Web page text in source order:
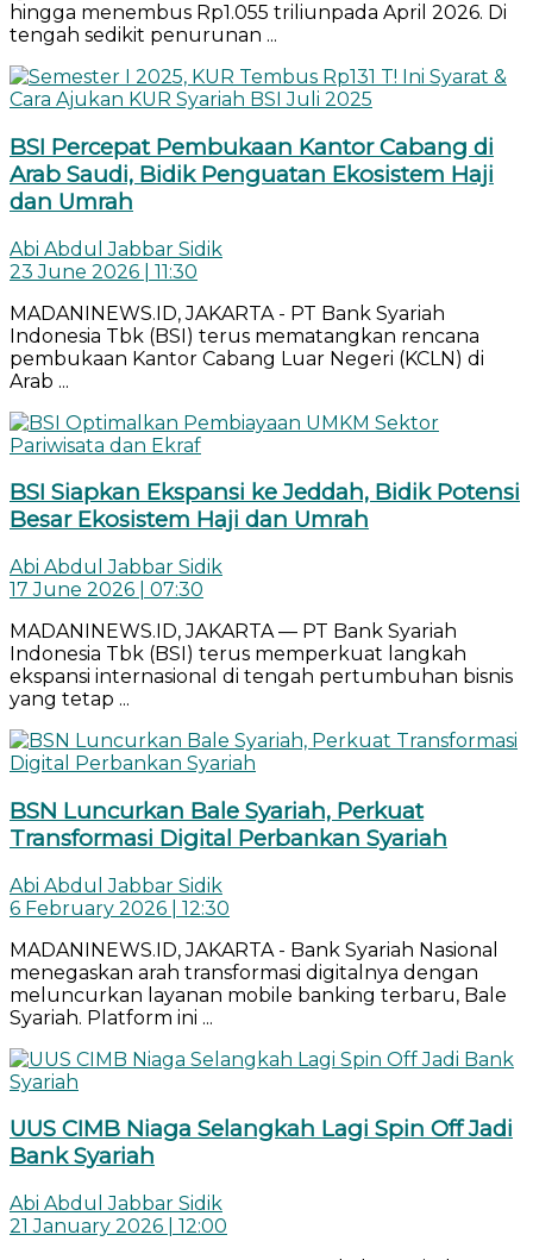
hingga menembus Rp1.055 triliunpada April 2026. Di
tengah sedikit penurunan ...
BSI Percepat Pembukaan Kantor Cabang di
Arab Saudi, Bidik Penguatan Ekosistem Haji
dan Umrah
Abi Abdul Jabbar Sidik
23 June 2026 | 11:30
MADANINEWS.ID, JAKARTA - PT Bank Syariah
Indonesia Tbk (BSI) terus mematangkan rencana
pembukaan Kantor Cabang Luar Negeri (KCLN) di
Arab ...
BSI Siapkan Ekspansi ke Jeddah, Bidik Potensi
Besar Ekosistem Haji dan Umrah
Abi Abdul Jabbar Sidik
17 June 2026 | 07:30
MADANINEWS.ID, JAKARTA — PT Bank Syariah
Indonesia Tbk (BSI) terus memperkuat langkah
ekspansi internasional di tengah pertumbuhan bisnis
yang tetap ...
BSN Luncurkan Bale Syariah, Perkuat
Transformasi Digital Perbankan Syariah
Abi Abdul Jabbar Sidik
6 February 2026 | 12:30
MADANINEWS.ID, JAKARTA - Bank Syariah Nasional
menegaskan arah transformasi digitalnya dengan
meluncurkan layanan mobile banking terbaru, Bale
Syariah. Platform ini ...
UUS CIMB Niaga Selangkah Lagi Spin Off Jadi
Bank Syariah
Abi Abdul Jabbar Sidik
21 January 2026 | 12:00